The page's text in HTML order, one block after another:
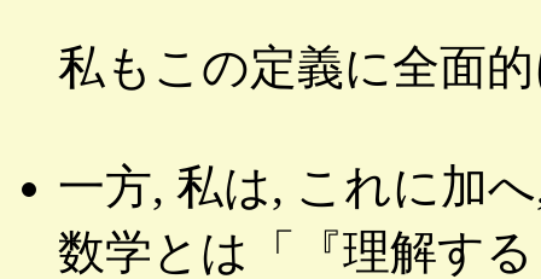
私もこの定義に全面
一方, 私は, これに加
数学とは「『理解す